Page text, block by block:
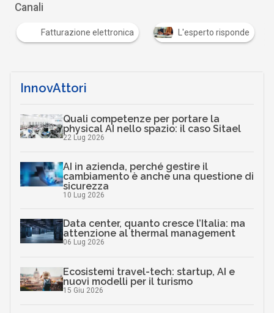
Canali
Fatturazione elettronica L'esperto risponde
InnovAttori
Quali competenze per portare la
physical AI nello spazio: il caso Sitael
22 Lug 2026
AI in azienda, perché gestire il
cambiamento è anche una questione di
sicurezza
10 Lug 2026
Data center, quanto cresce l’Italia: ma
attenzione al thermal management
06 Lug 2026
Ecosistemi travel-tech: startup, AI e
nuovi modelli per il turismo
15 Giu 2026